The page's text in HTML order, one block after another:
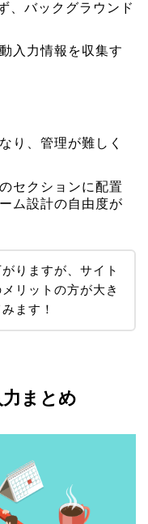
、バックグラウンド
入力情報を収集す
り、管理が難しく
セクションに配置
ム設計の自由度が
りますが、サイト
リットの方が大き
ます！
まとめ